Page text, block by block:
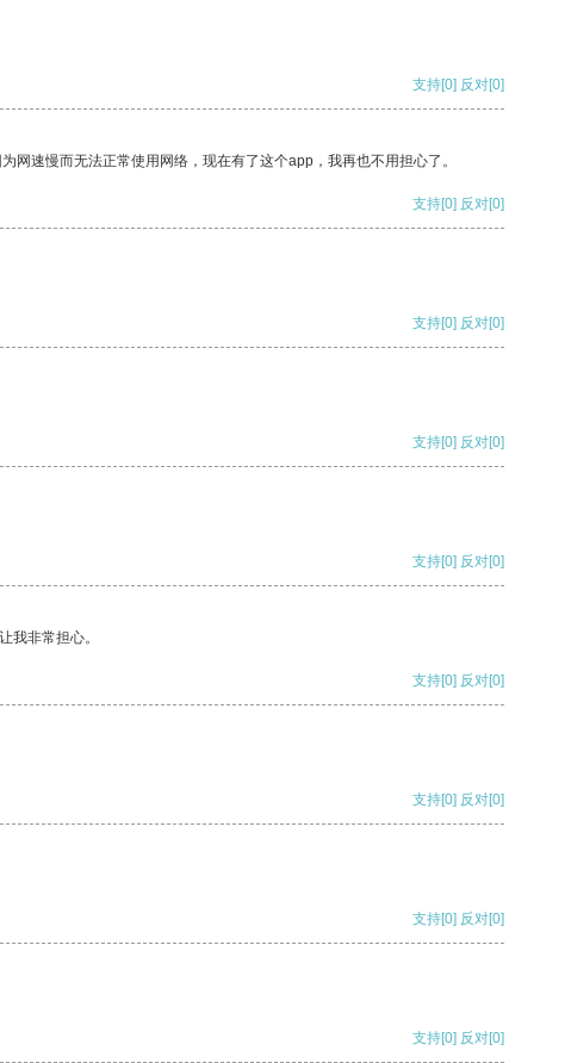
支持[0] 反对[0]
速慢而无法正常使用网络，现在有了这个app，我再也不用担心了。
支持[0] 反对[0]
支持[0] 反对[0]
支持[0] 反对[0]
支持[0] 反对[0]
我非常担心。
支持[0] 反对[0]
支持[0] 反对[0]
支持[0] 反对[0]
支持[0] 反对[0]